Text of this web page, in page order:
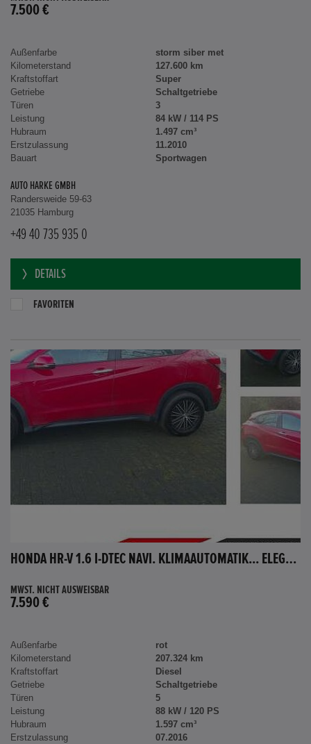
7.500 €
Außenfarbe
storm siber met
Kilometerstand
127.600 km
Kraftstoffart
Super
Getriebe
Schaltgetriebe
Türen
3
Leistung
84 kW / 114 PS
Hubraum
1.497 cm³
Erstzulassung
11.2010
Bauart
Sportwagen
AUTO HARKE GMBH
Randersweide 59-63
21035 Hamburg
+49 40 735 935 0
DETAILS
FAVORITEN
HONDA HR-V 1.6 I-DTEC NAVI. KLIMAAUTOMATIK... ELEGANCE
MWST. NICHT AUSWEISBAR
7.590 €
Außenfarbe
rot
Kilometerstand
207.324 km
Kraftstoffart
Diesel
Getriebe
Schaltgetriebe
Türen
5
Leistung
88 kW / 120 PS
Hubraum
1.597 cm³
Erstzulassung
07.2016